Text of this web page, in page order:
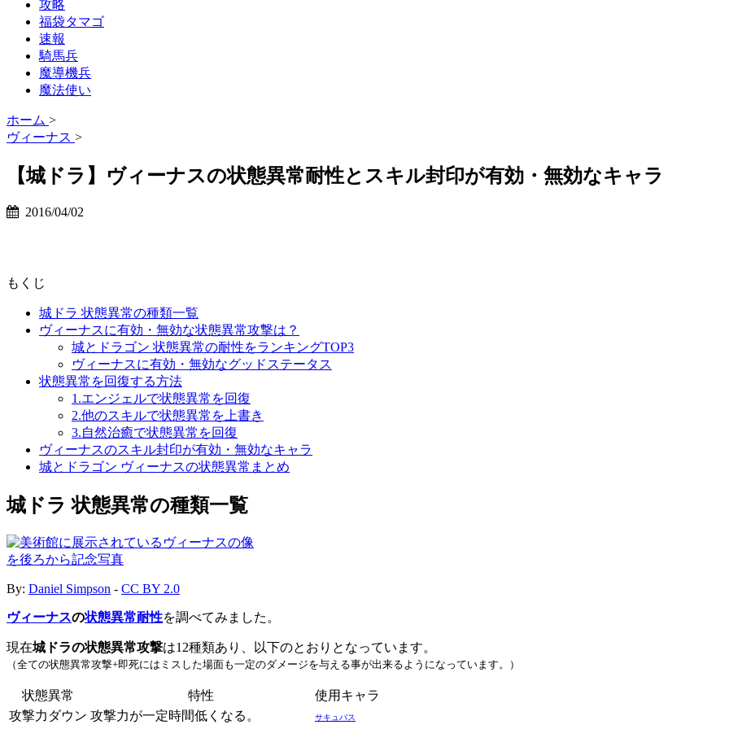
攻略
福袋タマゴ
速報
騎馬兵
魔導機兵
魔法使い
ホーム >
ヴィーナス >
【城ドラ】ヴィーナスの状態異常耐性とスキル封印が有効・無効なキャラ
2016/04/02
もくじ
城ドラ 状態異常の種類一覧
ヴィーナスに有効・無効な状態異常攻撃は？
城とドラゴン 状態異常の耐性をランキングTOP3
ヴィーナスに有効・無効なグッドステータス
状態異常を回復する方法
1.エンジェルで状態異常を回復
2.他のスキルで状態異常を上書き
3.自然治癒で状態異常を回復
ヴィーナスのスキル封印が有効・無効なキャラ
城とドラゴン ヴィーナスの状態異常まとめ
城ドラ 状態異常の種類一覧
By: Daniel Simpson - CC BY 2.0
ヴィーナスの状態異常耐性を調べてみました。
現在城ドラの状態異常攻撃は12種類あり、以下のとおりとなっています。
（全ての状態異常攻撃+即死にはミスした場面も一定のダメージを与える事が出来るようになっています。）
状態異常 特性
使用キャラ
攻撃力ダウン 攻撃力が一定時間低くなる。 サキュバス